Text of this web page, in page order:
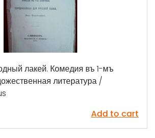
лакей. Комедия въ 1-мъ
литература /
Add to cart